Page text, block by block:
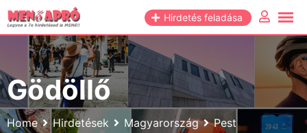
Skip
to
content
Hirdetés feladása
Gödöllő
Home Hirdetések Magyarország
Pest